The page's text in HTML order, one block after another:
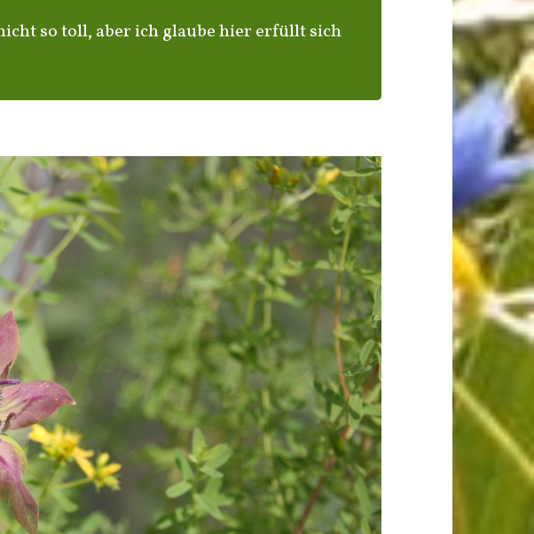
so toll, aber ich glaube hier erfüllt sich